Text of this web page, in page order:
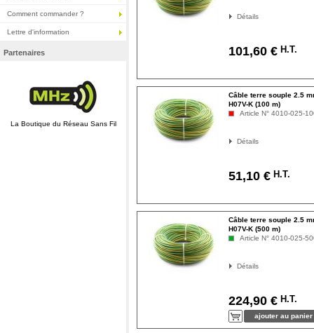
Comment commander ?
Lettre d'information
Partenaires
La Boutique du Réseau Sans Fil
Détails
101,60 € H.T.
Câble terre souple 2.5
H07V-K (100 m)
Article N° 4010-025-
Détails
51,10 € H.T.
Câble terre souple 2.5
H07V-K (500 m)
Article N° 4010-025-
Détails
224,90 € H.T.